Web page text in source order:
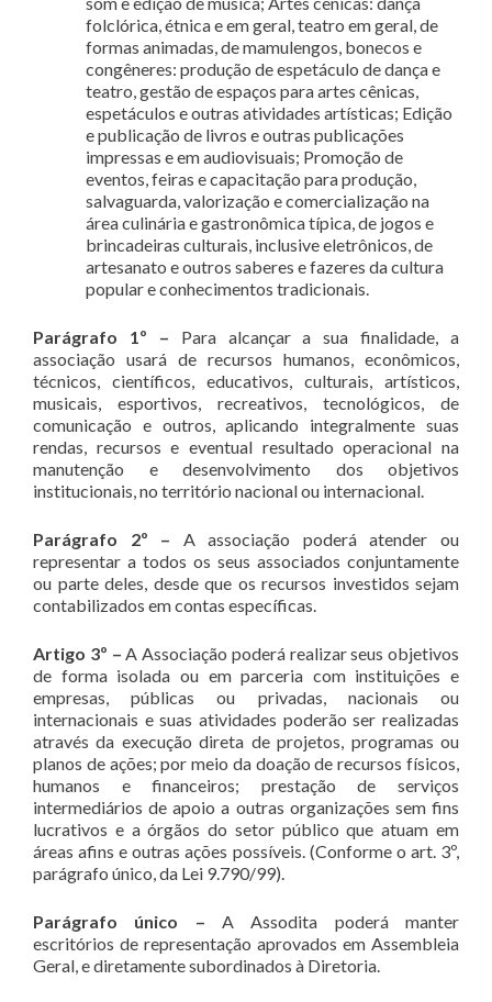
folclórica, étnica e em geral, teatro em geral, de
formas animadas, de mamulengos, bonecos e
congêneres: produção de espetáculo de dança e
teatro, gestão de espaços para artes cênicas,
espetáculos e outras atividades artísticas; Edição
e publicação de livros e outras publicações
impressas e em audiovisuais; Promoção de
eventos, feiras e capacitação para produção,
salvaguarda, valorização e comercialização na
área culinária e gastronômica típica, de jogos e
brincadeiras culturais, inclusive eletrônicos, de
artesanato e outros saberes e fazeres da cultura
popular e conhecimentos tradicionais.
Parágrafo 1º – Para alcançar a sua finalidade, a
associação usará de recursos humanos, econômicos,
técnicos, científicos, educativos, culturais, artísticos,
musicais, esportivos, recreativos, tecnológicos, de
comunicação e outros, aplicando integralmente suas
rendas, recursos e eventual resultado operacional na
manutenção e desenvolvimento dos objetivos
institucionais, no território nacional ou internacional.
Parágrafo 2º – A associação poderá atender ou
representar a todos os seus associados conjuntamente
ou parte deles, desde que os recursos investidos sejam
contabilizados em contas específicas.
Artigo 3º –A Associação poderá realizar seus objetivos
de forma isolada ou em parceria com instituições e
empresas, públicas ou privadas, nacionais ou
internacionais e suas atividades poderão ser realizadas
através da execução direta de projetos, programas ou
planos de ações; por meio da doação de recursos físicos,
humanos e financeiros; prestação de serviços
intermediários de apoio a outras organizações sem fins
lucrativos e a órgãos do setor público que atuam em
áreas afins e outras ações possíveis. (Conforme o art. 3º,
parágrafo único, da Lei 9.790/99).
Parágrafo único – A Assodita poderá manter
escritórios de representação aprovados em Assembleia
Geral, e diretamente subordinados à Diretoria.